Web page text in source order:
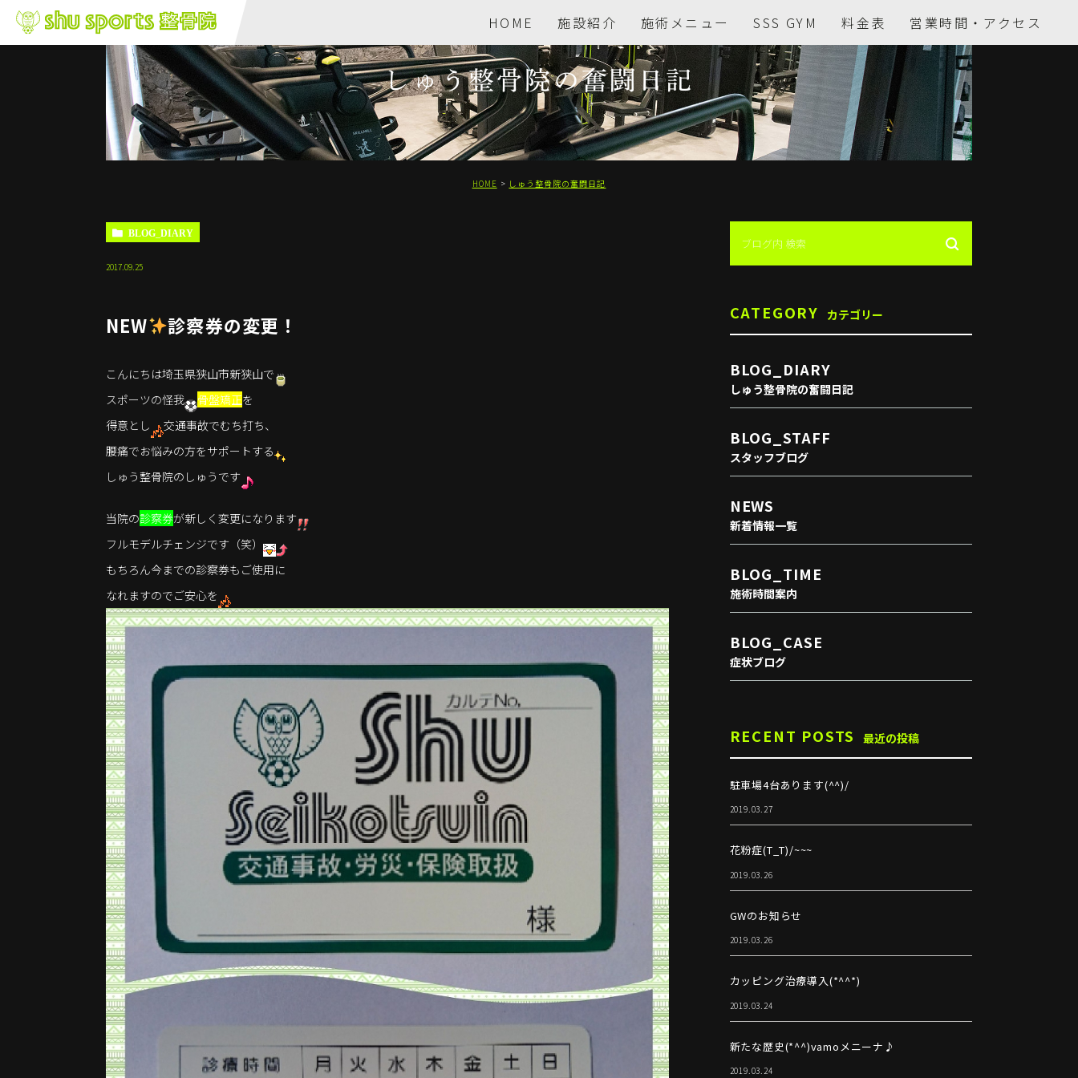
HOME 施設紹介 施術メニュー SSS GYM 料金表 営業時間・アクセス
しゅう整骨院の奮闘日記
HOME しゅう整骨院の奮闘日記
BLOG_DIARY
2017.09.25
NEW 診察券の変更！
こんにちは埼玉県狭山市新狭山で
スポーツの怪我
骨盤矯正を
得意とし
交通事故でむち打ち、
腰痛でお悩みの方をサポートする
しゅう整骨院のしゅうです
当院の診察券が新しく変更になります
フルモデルチェンジです（笑）
もちろん今までの診察券もご使用に
なれますのでご安心を
CATEGORY カテゴリー
BLOG_DIARY
しゅう整骨院の奮闘日記
BLOG_STAFF
スタッフブログ
NEWS
新着情報一覧
BLOG_TIME
施術時間案内
BLOG_CASE
症状ブログ
RECENT POSTS 最近の投稿
駐車場4台あります(^^)/
2019.03.27
花粉症(T_T)/~~~
2019.03.26
GWのお知らせ
2019.03.26
カッピング治療導入(*^^*)
2019.03.24
新たな歴史(*^^)vamoメニーナ♪
2019.03.24